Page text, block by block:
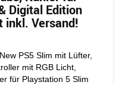
Digital Edition
inkl. Versand!
PS5 Slim mit Lüfter,
mit RGB Licht,
für Playstation 5 Slim